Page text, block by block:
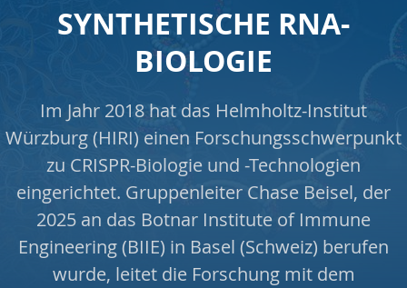
SYNTHETISCHE RNA-
BIOLOGIE
Im Jahr 2018 hat das Helmholtz-Institut
Würzburg (HIRI) einen Forschungsschwerpunkt
zu CRISPR-Biologie und -Technologien
eingerichtet. Gruppenleiter Chase Beisel, der
2025 an das Botnar Institute of Immune
Engineering (BIIE) in Basel (Schweiz) berufen
wurde, leitet die Forschung mit dem